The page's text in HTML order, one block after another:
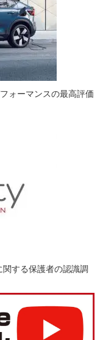
ォーマンスの最高評価
関する保護者の認識調